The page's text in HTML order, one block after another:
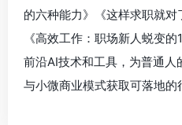
的六种能力》《这样求职就对
《高效工作：职场新人蜕变
前沿AI技术和工具，为普通
与小微商业模式获取可落地的